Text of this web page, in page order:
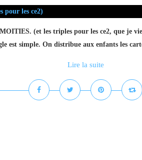
(et les triples pour les ce2, que je
est simple. On distribue aux enfants les
Lire la suite